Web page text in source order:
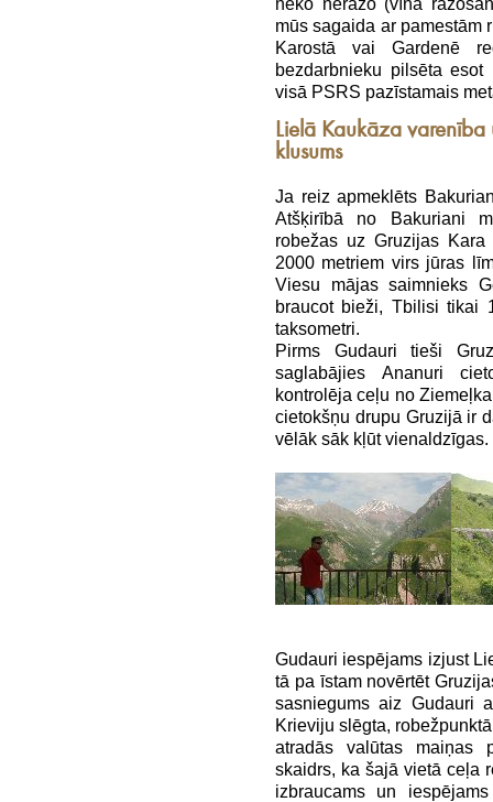
mūs sagaida ar pamestām
Karostā vai Gardenē
bezdarbnieku pilsēta
visā PSRS pazīstamais
Lielā Kaukāza varenība
klusums
Ja reiz apmeklēts
Atšķirībā no Bakuriani
robežas uz Gruzijas
2000 metriem virs jūras
Viesu mājas saimnieks
braucot bieži, Tbilisi tikai
taksometri.
Pirms Gudauri tieši
saglabājies Ananuri
kontrolēja ceļu no
cietokšņu drupu Gruzijā ir
vēlāk sāk kļūt
Gudauri iespējams izjust
tā pa īstam novērtēt
sasniegums aiz Gudauri
Krieviju slēgta,
atradās valūtas maiņas
skaidrs, ka šajā vietā ceļa
izbraucams un